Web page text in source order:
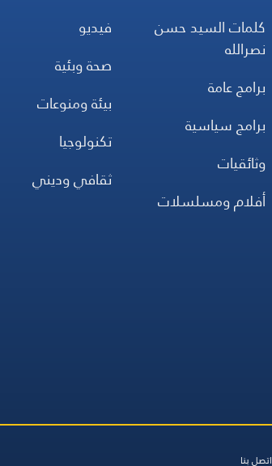
كلمات السيد حسن
نصرالله
برامج عامة
برامج سياسية
وثائقيات
أفلام ومسلسلات
فيديو
صحة وبئية
بيئة ومنوعات
تكنولوجيا
ثقافي وديني
اتصل بنا